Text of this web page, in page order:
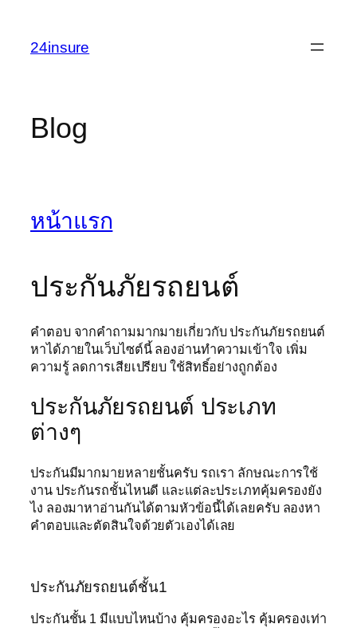
content
24insure
Blog
หน้าแรก
ประกันภัยรถยนต์
คำตอบ จากคำถามมากมายเกี่ยวกับ ประกันภัยรถยนต์
หาได้ภายในเว็บไซต์นี้ ลองอ่านทำความเข้าใจ เพิ่ม
ความรู้ ลดการเสียเปรียบ ใช้สิทธิ์อย่างถูกต้อง
ประกันภัยรถยนต์ ประเภท
ต่างๆ
ประกันมีมากมายหลายชั้นครับ รถเรา ลักษณะการใช้
งาน ประกันรถชั้นไหนดี และแต่ละประเภทคุ้มครองยัง
ไง ลองมาหาอ่านกันได้ตามหัวข้อนี้ได้เลยครับ ลองหา
คำตอบและตัดสินใจด้วยตัวเองได้เลย
ประกันภัยรถยนต์ชั้น1
ประกันชั้น 1 มีแบบไหนบ้าง คุ้มครองอะไร คุ้มครองเท่า